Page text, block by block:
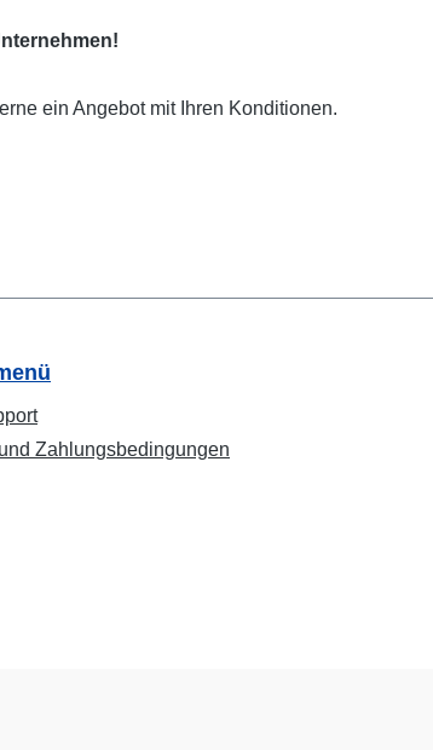
ein Angebot mit Ihren Konditionen.
Zahlungsbedingungen